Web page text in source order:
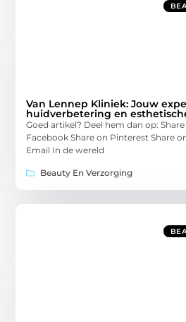
Van Lennep Kliniek: Jouw
huidverbetering en
Goed artikel? Deel hem dan op:
Facebook Share on Pinterest Share
Email In de wereld
Beauty En Verzorging